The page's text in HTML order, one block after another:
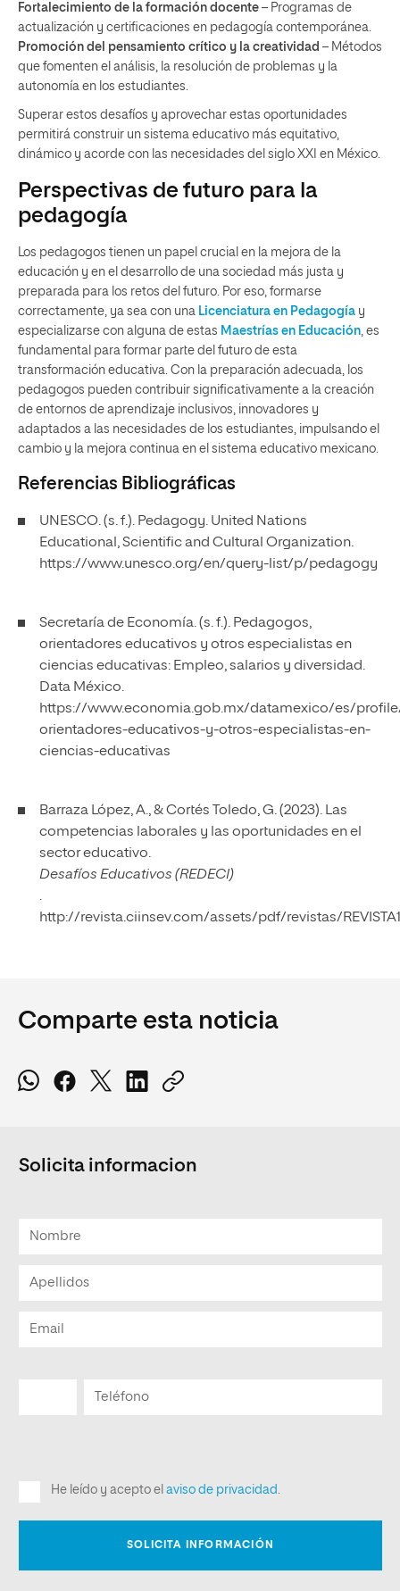
Fortalecimiento de la formación docente – Programas de
actualización y certificaciones en pedagogía contemporánea.
Promoción del pensamiento crítico y la creatividad – Métodos
que fomenten el análisis, la resolución de problemas y la
autonomía en los estudiantes.
Superar estos desafíos y aprovechar estas oportunidades
permitirá construir un sistema educativo más equitativo,
dinámico y acorde con las necesidades del siglo XXI en México.
Perspectivas de futuro para la
pedagogía
Los pedagogos tienen un papel crucial en la mejora de la
educación y en el desarrollo de una sociedad más justa y
preparada para los retos del futuro. Por eso, formarse
correctamente, ya sea con una Licenciatura en Pedagogía y
especializarse con alguna de estas Maestrías en Educación , es
fundamental para formar parte del futuro de esta
transformación educativa. Con la preparación adecuada, los
pedagogos pueden contribuir significativamente a la creación
de entornos de aprendizaje inclusivos, innovadores y
adaptados a las necesidades de los estudiantes, impulsando el
cambio y la mejora continua en el sistema educativo mexicano.
Referencias Bibliográficas
UNESCO. (s. f.). Pedagogy. United Nations
Educational, Scientific and Cultural Organization.
https://www.unesco.org/en/query-list/p/pedagogy
Secretaría de Economía. (s. f.). Pedagogos,
orientadores educativos y otros especialistas en
ciencias educativas: Empleo, salarios y diversidad.
Data México.
https://www.economia.gob.mx/datamexico/es/
orientadores-educativos-y-otros-especialistas-en-
ciencias-educativas
Barraza López, A., & Cortés Toledo, G. (2023). Las
competencias laborales y las oportunidades en el
sector educativo.
Desafíos Educativos (REDECI)
.
http://revista.ciinsev.com/assets/pdf/revistas/
Comparte esta noticia
Solicita informacion